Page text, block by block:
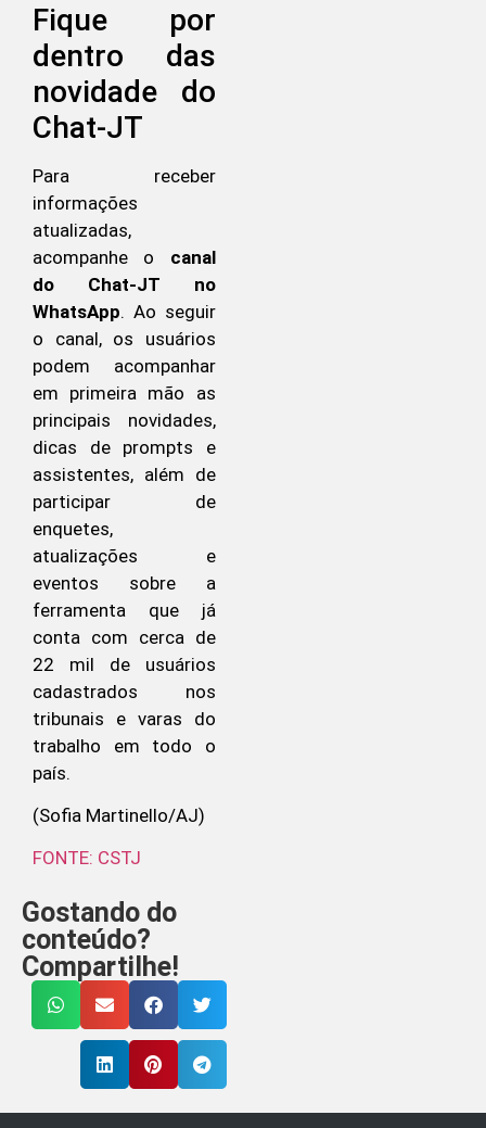
Fique por
dentro das
novidade do
Chat-JT
Para receber
informações
atualizadas,
acompanhe o canal
do Chat-JT no
WhatsApp. Ao seguir
o canal, os usuários
podem acompanhar
em primeira mão as
principais novidades,
dicas de prompts e
assistentes, além de
participar de
enquetes,
atualizações e
eventos sobre a
ferramenta que já
conta com cerca de
22 mil de usuários
cadastrados nos
tribunais e varas do
trabalho em todo o
país.
(Sofia Martinello/AJ)
FONTE: CSTJ
Gostando do
conteúdo?
Compartilhe!